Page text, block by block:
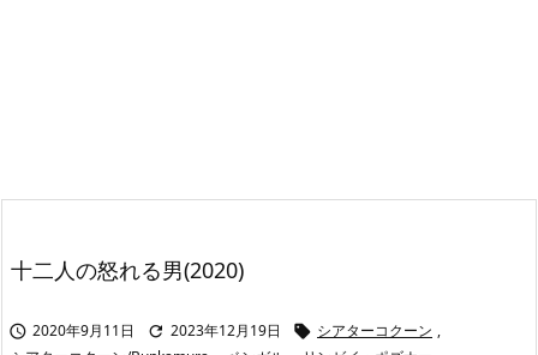
十二人の怒れる男(2020)
 2020年9月11日  2023年12月19日  シアターコクーン ,